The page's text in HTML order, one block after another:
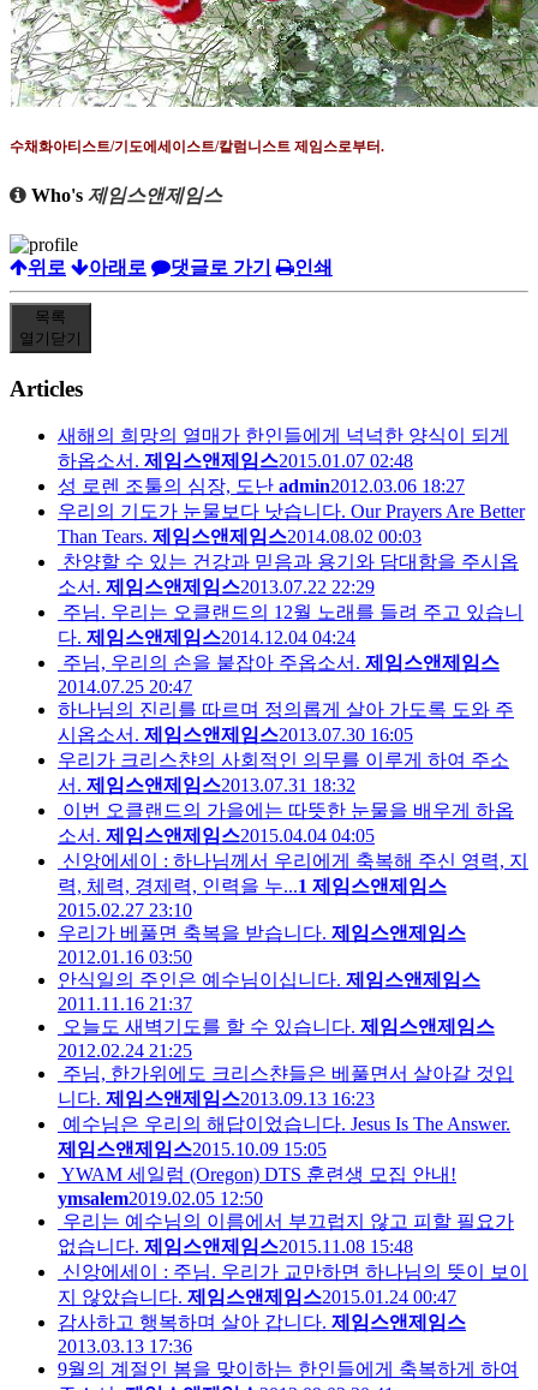
수채화아티스트/기도에세이스트/칼럼니스트 제임스로부터.
Who's 제임스앤제임스
위로 아래로 댓글로 가기 인쇄
목록
열기 닫기
Articles
새해의 희망의 열매가 한인들에게 넉넉한 양식이 되게
하옵소서. 제임스앤제임스2015.01.07 02:48
성 로렌 조툴의 심장, 도난 admin2012.03.06 18:27
우리의 기도가 눈물보다 낫습니다. Our Prayers Are Better
Than Tears. 제임스앤제임스2014.08.02 00:03
찬양할 수 있는 건강과 믿음과 용기와 담대함을 주시옵
소서. 제임스앤제임스2013.07.22 22:29
주님. 우리는 오클랜드의 12월 노래를 들려 주고 있습니
다. 제임스앤제임스2014.12.04 04:24
주님, 우리의 손을 붙잡아 주옵소서. 제임스앤제임스
2014.07.25 20:47
하나님의 진리를 따르며 정의롭게 살아 가도록 도와 주
시옵소서. 제임스앤제임스2013.07.30 16:05
우리가 크리스챤의 사회적인 의무를 이루게 하여 주소
서. 제임스앤제임스2013.07.31 18:32
이번 오클랜드의 가을에는 따뜻한 눈물을 배우게 하옵
소서. 제임스앤제임스2015.04.04 04:05
신앙에세이 : 하나님께서 우리에게 축복해 주신 영력, 지
력, 체력, 경제력, 인력을 누...1 제임스앤제임스
2015.02.27 23:10
우리가 베풀면 축복을 받습니다. 제임스앤제임스
2012.01.16 03:50
안식일의 주인은 예수님이십니다. 제임스앤제임스
2011.11.16 21:37
오늘도 새벽기도를 할 수 있습니다. 제임스앤제임스
2012.02.24 21:25
주님, 한가위에도 크리스챤들은 베풀면서 살아갈 것입
니다. 제임스앤제임스2013.09.13 16:23
예수님은 우리의 해답이었습니다. Jesus Is The Answer.
제임스앤제임스2015.10.09 15:05
YWAM 세일럼 (Oregon) DTS 훈련생 모집 안내!
ymsalem2019.02.05 12:50
우리는 예수님의 이름에서 부끄럽지 않고 피할 필요가
없습니다. 제임스앤제임스2015.11.08 15:48
신앙에세이 : 주님. 우리가 교만하면 하나님의 뜻이 보이
지 않았습니다. 제임스앤제임스2015.01.24 00:47
감사하고 행복하며 살아 갑니다. 제임스앤제임스
2013.03.13 17:36
9월의 계절인 봄을 맞이하는 한인들에게 축복하게 하여